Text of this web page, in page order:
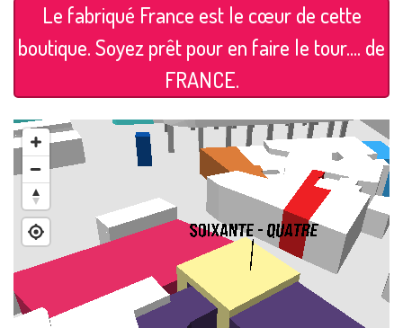
Le fabriqué France est le cœur de cette
boutique. Soyez prêt pour en faire le tour.... de
FRANCE.